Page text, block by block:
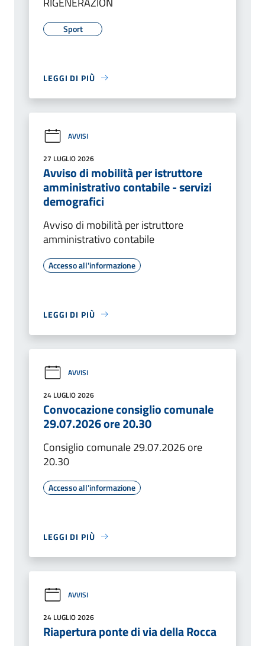
Sport
LEGGI DI PIÙ
AVVISI
27 LUGLIO 2026
Avviso di mobilità per istruttore
amministrativo contabile - servizi
demografici
Avviso di mobilità per istruttore
amministrativo contabile
Accesso all'informazione
LEGGI DI PIÙ
AVVISI
24 LUGLIO 2026
Convocazione consiglio comunale
29.07.2026 ore 20.30
Consiglio comunale 29.07.2026 ore
20.30
Accesso all'informazione
LEGGI DI PIÙ
AVVISI
24 LUGLIO 2026
Riapertura ponte di via della Rocca